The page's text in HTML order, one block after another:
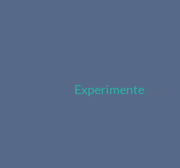
Experimente